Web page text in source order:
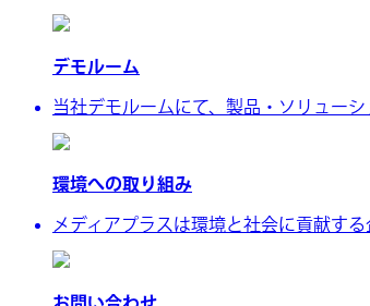
デモルーム
当社デモルームにて、製品・ソリュー
環境への取り組み
メディアプラスは環境と社会に貢献す
お問い合わせ